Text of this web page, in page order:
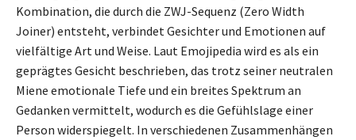
Kombination, die durch die ZWJ-Sequenz (Zero Width
Joiner) entsteht, verbindet Gesichter und Emotionen auf
vielfältige Art und Weise. Laut Emojipedia wird es als ein
geprägtes Gesicht beschrieben, das trotz seiner neutralen
Miene emotionale Tiefe und ein breites Spektrum an
Gedanken vermittelt, wodurch es die Gefühlslage einer
Person widerspiegelt. In verschiedenen Zusammenhängen